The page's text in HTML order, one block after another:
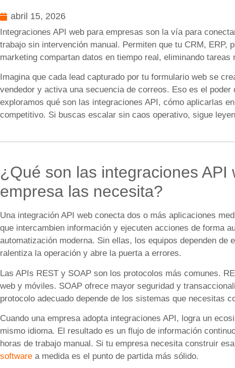
abril 15, 2026
Integraciones API web para empresas son la vía para
trabajo sin intervención manual. Permiten que tu CRM, ERP,
marketing compartan datos en tiempo real, eliminando
Imagina que cada lead capturado por tu formulario web se
vendedor y activa una secuencia de correos. Eso es el
exploramos qué son las integraciones API, cómo aplicarlas
competitivo. Si buscas escalar sin caos operativo, sigue
¿Qué son las integraciones API
empresa las necesita?
Una integración API web conecta dos o más aplicaciones
que intercambien información y ejecuten acciones de forma
automatización moderna. Sin ellas, los equipos dependen de
ralentiza la operación y abre la puerta a errores.
Las APIs REST y SOAP son los protocolos más comunes.
web y móviles. SOAP ofrece mayor seguridad y
protocolo adecuado depende de los sistemas que necesitas
Cuando una empresa adopta integraciones API, logra un
mismo idioma. El resultado es un flujo de información
horas de trabajo manual. Si tu empresa necesita construir
software a medida es el punto de partida más sólido.